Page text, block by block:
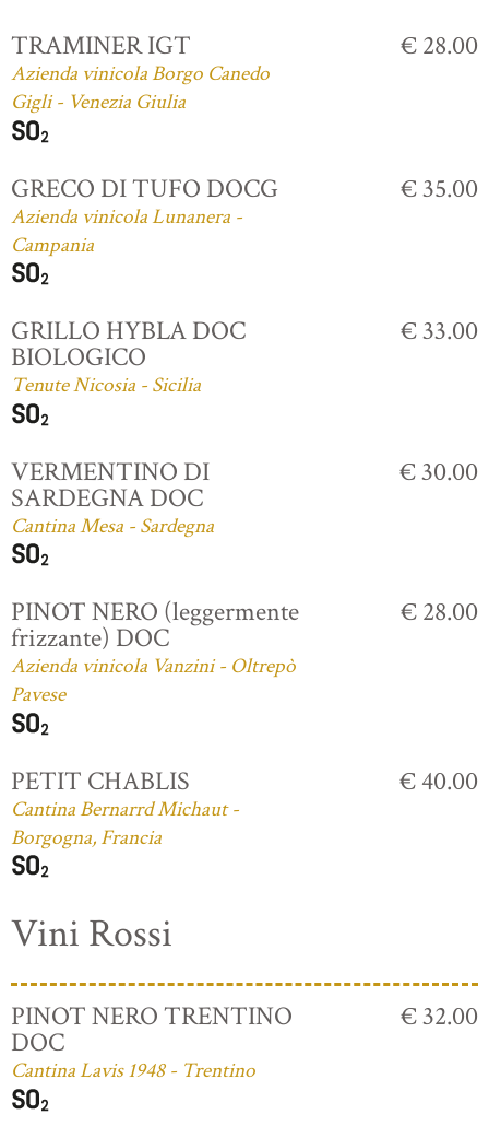
TRAMINER IGT
Azienda vinicola Borgo Canedo
Gigli - Venezia Giulia
€ 28.00
GRECO DI TUFO DOCG
Azienda vinicola Lunanera -
Campania
€ 35.00
GRILLO HYBLA DOC
BIOLOGICO
Tenute Nicosia - Sicilia
€ 33.00
VERMENTINO DI
SARDEGNA DOC
Cantina Mesa - Sardegna
€ 30.00
PINOT NERO (leggermente
frizzante) DOC
Azienda vinicola Vanzini - Oltrepò
Pavese
€ 28.00
PETIT CHABLIS
Cantina Bernarrd Michaut -
Borgogna, Francia
€ 40.00
Vini Rossi
PINOT NERO TRENTINO
DOC
Cantina Lavis 1948 - Trentino
€ 32.00